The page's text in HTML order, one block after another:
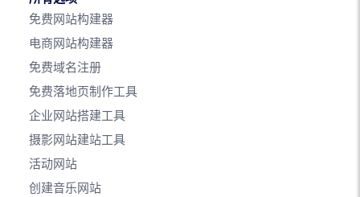
免费网站构建器
电商网站构建器
免费域名注册
免费落地页制作工具
企业网站搭建工具
摄影网站建站工具
活动网站
创建音乐网站